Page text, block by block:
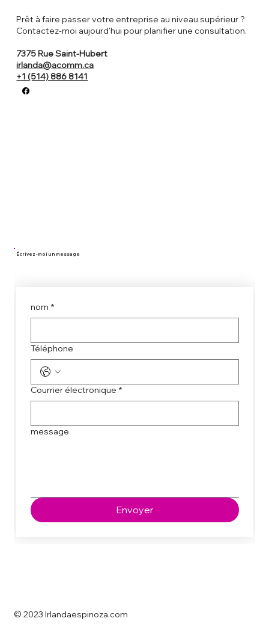
Prêt à faire passer votre entreprise au niveau supérieur ?
Contactez-moi aujourd'hui pour planifier une consultation.
7375 Rue Saint-Hubert
irlanda@acomm.ca
+1 (514) 886 8141
nom *
Téléphone
Courrier électronique *
message
Envoyer
Écrivez - moi un message
© 2023 Irlandaespinoza.com